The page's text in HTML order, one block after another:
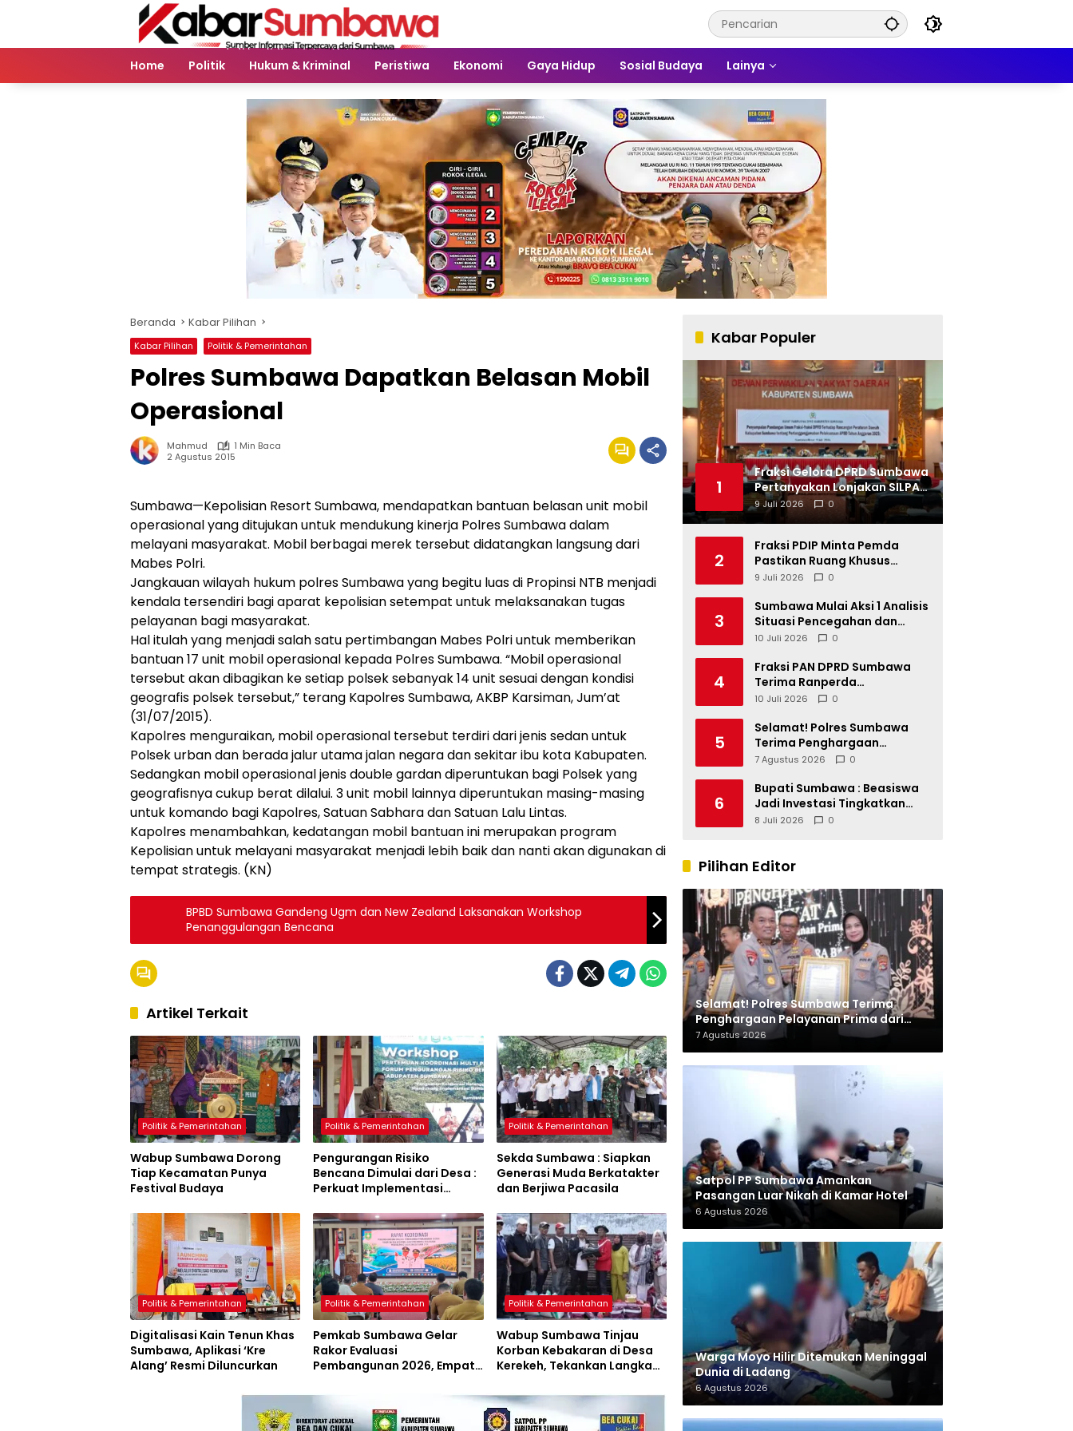
Home
Politik Hukum & Kriminal Peristiwa Ekonomi Gaya Hidup Sosial Budaya Lainya
Beranda Kabar Pilihan
Kabar Pilihan Politik & Pemerintahan
Polres Sumbawa Dapatkan Belasan Mobil
Operasional
Mahmud
1 Min Baca
2 Agustus 2015
Sumbawa—Kepolisian Resort Sumbawa, mendapatkan bantuan belasan unit mobil
operasional yang ditujukan untuk mendukung kinerja Polres Sumbawa dalam
melayani masyarakat. Mobil berbagai merek tersebut didatangkan langsung dari
Mabes Polri.
Jangkauan wilayah hukum polres Sumbawa yang begitu luas di Propinsi NTB menjadi
kendala tersendiri bagi aparat kepolisian setempat untuk melaksanakan tugas
pelayanan bagi masyarakat.
Hal itulah yang menjadi salah satu pertimbangan Mabes Polri untuk memberikan
bantuan 17 unit mobil operasional kepada Polres Sumbawa. “Mobil operasional
tersebut akan dibagikan ke setiap polsek sebanyak 14 unit sesuai dengan kondisi
geografis polsek tersebut,” terang Kapolres Sumbawa, AKBP Karsiman, Jum’at
(31/07/2015).
Kapolres menguraikan, mobil operasional tersebut terdiri dari jenis sedan untuk
Polsek urban dan berada jalur utama jalan negara dan sekitar ibu kota Kabupaten.
Sedangkan mobil operasional jenis double gardan diperuntukan bagi Polsek yang
geografisnya cukup berat dilalui. 3 unit mobil lainnya diperuntukan masing-masing
untuk komando bagi Kapolres, Satuan Sabhara dan Satuan Lalu Lintas.
Kapolres menambahkan, kedatangan mobil bantuan ini merupakan program
Kepolisian untuk melayani masyarakat menjadi lebih baik dan nanti akan digunakan di
tempat strategis. (KN)
BPBD Sumbawa Gandeng Ugm dan New Zealand Laksanakan Workshop
Penanggulangan Bencana
Artikel Terkait
Politik & Pemerintahan
Wabup Sumbawa Dorong
Tiap Kecamatan Punya
Festival Budaya
Politik & Pemerintahan
Pengurangan Risiko
Bencana Dimulai dari Desa :
Perkuat Implementasi
Politik & Pemerintahan
Sekda Sumbawa : Siapkan
Generasi Muda Berkatakter
dan Berjiwa Pacasila
Politik & Pemerintahan
Digitalisasi Kain Tenun Khas
Sumbawa, Aplikasi ‘Kre
Alang’ Resmi Diluncurkan
Politik & Pemerintahan
Pemkab Sumbawa Gelar
Rakor Evaluasi
Pembangunan 2026, Empat
Resmi Diluncurkan
Politik & Pemerintahan
Wabup Sumbawa Tinjau
Korban Kebakaran di Desa
Kerekeh, Tekankan Langkah
Kabar Populer
1
Fraksi Gelora DPRD Sumbawa
Pertanyakan Lonjakan SILPA
Tahun 2025
9 Juli 2026 0
2
Fraksi PDIP Minta Pemda
Pastikan Ruang Khusus
Produk UMKM Lokal di Ritel
9 Juli 2026 0
3
Sumbawa Mulai Aksi 1 Analisis
Situasi Pencegahan dan
Percepatan Penurunan
10 Juli 2026 0
4
Fraksi PAN DPRD Sumbawa
Terima Ranperda
Pertanggungjawaban APBD
Miliar dan Kinerja OPD
10 Juli 2026 0
5
Selamat! Polres Sumbawa
Terima Penghargaan
Pelayanan Prima dari Kapolri
7 Agustus 2026 0
6
Bupati Sumbawa : Beasiswa
Jadi Investasi Tingkatkan
Kualitas SDM
8 Juli 2026 0
Pilihan Editor
Selamat! Polres Sumbawa Terima
Penghargaan Pelayanan Prima dari
Kapolri
7 Agustus 2026
Satpol PP Sumbawa Amankan
Pasangan Luar Nikah di Kamar Hotel
6 Agustus 2026
Warga Moyo Hilir Ditemukan Meninggal
Dunia di Ladang
6 Agustus 2026